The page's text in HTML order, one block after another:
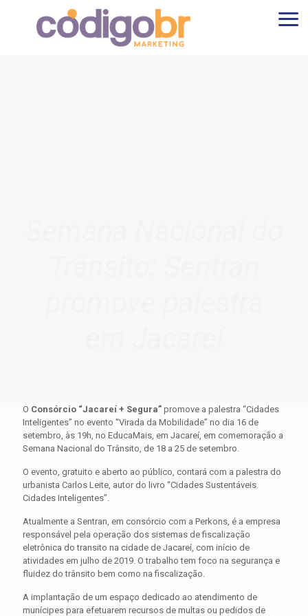
O Consórcio “Jacareí + Segura” promove a palestra “Cidades
Inteligentes” no evento “Virada da Mobilidade” no dia 16 de
setembro, às 19h, no EducaMais, em Jacareí, em comemoração a
Semana Nacional do Trânsito, de 18 a 25 de setembro.
O evento, gratuito e aberto ao público, contará com a palestra do
urbanista Carlos Leite, autor do livro “Cidades Sustentáveis.
Cidades Inteligentes”.
Atualmente a Sentran, em consórcio com a Perkons, é a empresa
responsável pela operação dos sistemas de fiscalização
eletrônica do transito na cidade de Jacareí, com início de
atividades em julho de 2019. O trabalho tem foco na segurança e
fluidez do trânsito bem como na fiscalização.
A implantação de um espaço dedicado ao atendimento de
munícipes para efetuarem recursos de multas ou pedidos de